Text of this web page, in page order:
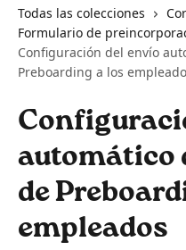
Todas las colecciones
Formulario de
Configuración del envío
Preboarding a los
automático
de
empleados